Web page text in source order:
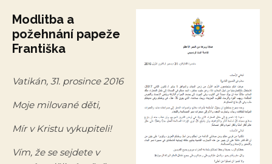
Modlitba a
požehnání papeže
Františka
Vatikán, 31. prosince 2016
Moje milované děti,
Mír v Kristu vykupiteli!
Vím, že se sejdete v